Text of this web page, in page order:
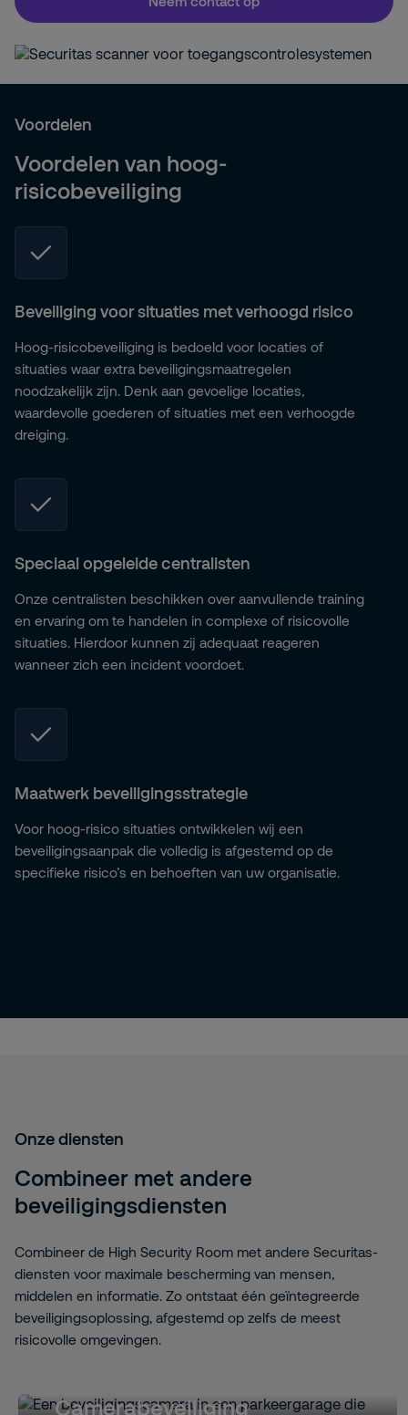
Voordelen
Voordelen van hoog-
risicobeveiliging
Beveiliging voor situaties met verhoogd risico
Hoog-risicobeveiliging is bedoeld voor locaties of
situaties waar extra beveiligingsmaatregelen
noodzakelijk zijn. Denk aan gevoelige locaties,
waardevolle goederen of situaties met een verhoogde
dreiging.
Speciaal opgeleide centralisten
Onze centralisten beschikken over aanvullende training
en ervaring om te handelen in complexe of risicovolle
situaties. Hierdoor kunnen zij adequaat reageren
wanneer zich een incident voordoet.
Maatwerk beveiligingsstrategie
Voor hoog-risico situaties ontwikkelen wij een
beveiligingsaanpak die volledig is afgestemd op de
specifieke risico’s en behoeften van uw organisatie.
Onze diensten
Combineer met andere
beveiligingsdiensten
Combineer de High Security Room met andere Securitas-
diensten voor maximale bescherming van mensen,
middelen en informatie. Zo ontstaat één geïntegreerde
beveiligingsoplossing, afgestemd op zelfs de meest
risicovolle omgevingen.
Camerabeveiliging